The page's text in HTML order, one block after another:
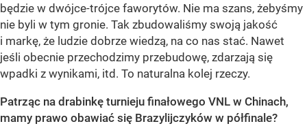
będzie w dwójce-trójce faworytów. Nie ma szans, żebyśmy
nie byli w tym gronie. Tak zbudowaliśmy swoją jakość
i markę, że ludzie dobrze wiedzą, na co nas stać. Nawet
jeśli obecnie przechodzimy przebudowę, zdarzają się
wpadki z wynikami, itd. To naturalna kolej rzeczy.
Patrząc na drabinkę turnieju finałowego VNL w Chinach,
mamy prawo obawiać się Brazylijczyków w półfinale?